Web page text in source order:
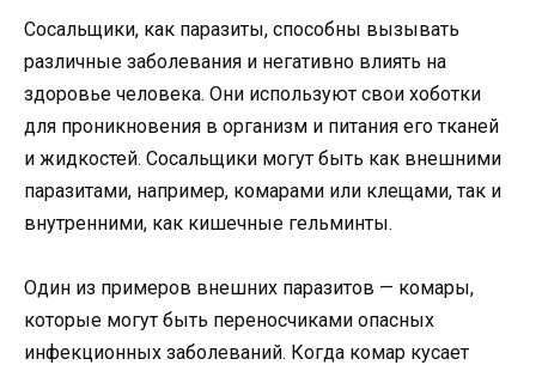
Сосальщики, как паразиты, способны вызывать
различные заболевания и негативно влиять на
здоровье человека. Они используют свои хоботки
для проникновения в организм и питания его тканей
и жидкостей. Сосальщики могут быть как внешними
паразитами, например, комарами или клещами, так и
внутренними, как кишечные гельминты.
Один из примеров внешних паразитов — комары,
которые могут быть переносчиками опасных
инфекционных заболеваний. Когда комар кусает